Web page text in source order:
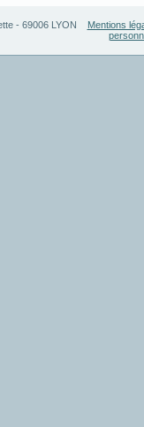
- 69006 LYON
Mentions